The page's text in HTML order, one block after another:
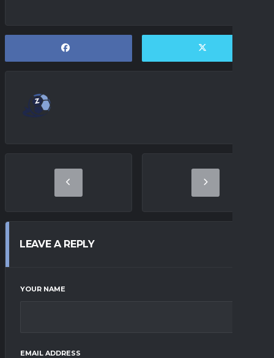
LEAVE A REPLY
YOUR NAME
EMAIL ADDRESS